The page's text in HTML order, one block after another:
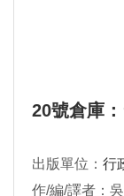
20號倉庫
出版單位： 行
作/編/譯者：